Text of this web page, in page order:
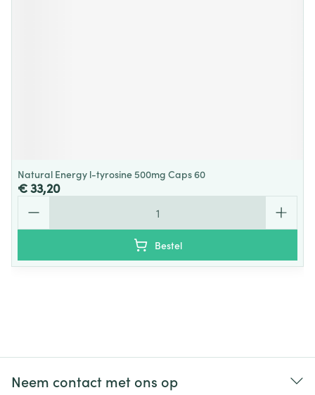
Natural Energy l-tyrosine 500mg Caps 60
€ 33,20
Bestel
Neem contact met ons op